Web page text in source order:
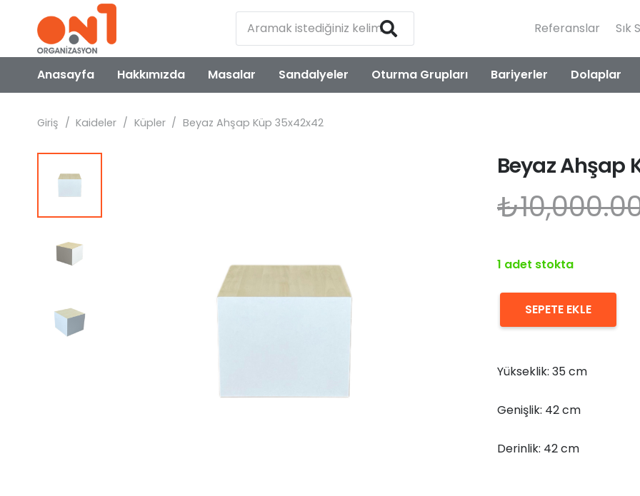
Referanslar Sık
Anasayfa Hakkımızda Masalar Sandalyeler Oturma Grupları Bariyerler Dolaplar
Giriş / Kaideler / Küpler / Beyaz Ahşap Küp 35x42x42
Beyaz Ahşap
₺
1 adet stokta
adet
SEPETE EKLE
Yükseklik: 35 cm
Genişlik: 42 cm
Derinlik: 42 cm